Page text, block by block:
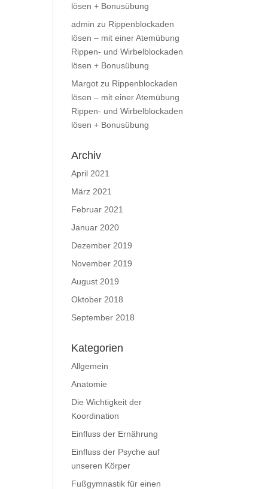
lösen + Bonusübung
admin zu Rippenblockaden
lösen – mit einer Atemübung
Rippen- und Wirbelblockaden
lösen + Bonusübung
Margot zu Rippenblockaden
lösen – mit einer Atemübung
Rippen- und Wirbelblockaden
lösen + Bonusübung
Archiv
April 2021
März 2021
Februar 2021
Januar 2020
Dezember 2019
November 2019
August 2019
Oktober 2018
September 2018
Kategorien
Allgemein
Anatomie
Die Wichtigkeit der
Koordination
Einfluss der Ernährung
Einfluss der Psyche auf
unseren Körper
Fußgymnastik für einen